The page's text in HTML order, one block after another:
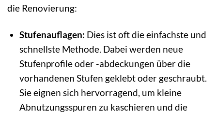
die Renovierung:
Stufenauflagen: Dies ist oft die einfachste und
schnellste Methode. Dabei werden neue
Stufenprofile oder -abdeckungen über die
vorhandenen Stufen geklebt oder geschraubt.
Sie eignen sich hervorragend, um kleine
Abnutzungsspuren zu kaschieren und die